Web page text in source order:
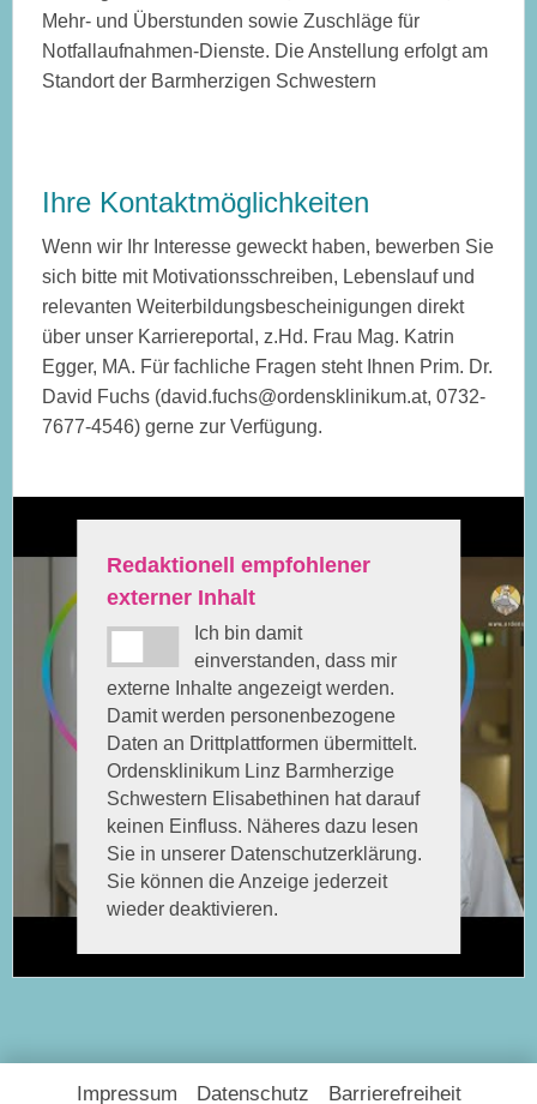
Mehr- und Überstunden sowie Zuschläge für
Notfallaufnahmen-Dienste. Die Anstellung erfolgt am
Standort der Barmherzigen Schwestern
Ihre Kontaktmöglichkeiten
Wenn wir Ihr Interesse geweckt haben, bewerben Sie
sich bitte mit Motivationsschreiben, Lebenslauf und
relevanten Weiterbildungsbescheinigungen direkt
über unser Karriereportal, z.Hd. Frau Mag. Katrin
Egger, MA. Für fachliche Fragen steht Ihnen Prim. Dr.
David Fuchs (david.fuchs@ordensklinikum.at, 0732-
7677-4546) gerne zur Verfügung.
Redaktionell empfohlener
externer Inhalt
Ich bin damit
einverstanden, dass mir
externe Inhalte angezeigt werden.
Damit werden personenbezogene
Daten an Drittplattformen übermittelt.
Ordensklinikum Linz Barmherzige
Schwestern Elisabethinen hat darauf
keinen Einfluss. Näheres dazu lesen
Sie in unserer Datenschutzerklärung.
Sie können die Anzeige jederzeit
wieder deaktivieren.
Impressum Datenschutz Barrierefreiheit